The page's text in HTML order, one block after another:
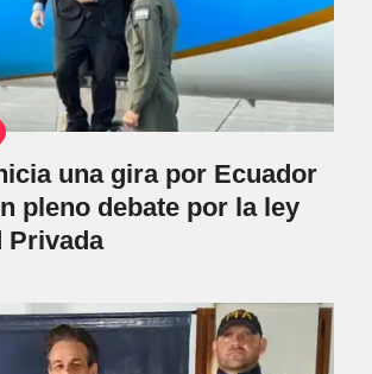
una gira por Ecuador
pleno debate por la ley
Privada